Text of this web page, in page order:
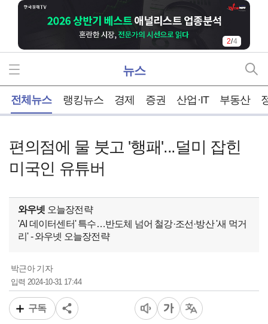
3/4
뉴스
전체뉴스 랭킹뉴스 경제 증권 산업·IT 부동산
편의점에 물 붓고 '행패'...덜미 잡힌
미국인 유튜버
와우넷 오늘장전략
'AI 데이터센터' 특수…반도체 넘어 철강·조선·방산 '새 먹거
리' - 와우넷 오늘장전략
박근아 기자
입력2024-10-31 17:44
구독